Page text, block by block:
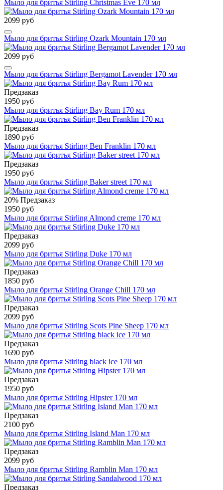
Мыло для бритья Stirling Christmas Eve 170 мл
2099 руб
Мыло для бритья Stirling Ozark Mountain 170 мл
2099 руб
Мыло для бритья Stirling Bergamot Lavender 170 мл
Предзаказ
1950 руб
Мыло для бритья Stirling Bay Rum 170 мл
Предзаказ
1890 руб
Мыло для бритья Stirling Ben Franklin 170 мл
Предзаказ
1950 руб
Мыло для бритья Stirling Baker street 170 мл
20% Предзаказ
1950 руб
Мыло для бритья Stirling Almond creme 170 мл
Предзаказ
2099 руб
Мыло для бритья Stirling Duke 170 мл
Предзаказ
1850 руб
Мыло для бритья Stirling Orange Chill 170 мл
Предзаказ
2099 руб
Мыло для бритья Stirling Scots Pine Sheep 170 мл
Предзаказ
1690 руб
Мыло для бритья Stirling black ice 170 мл
Предзаказ
1950 руб
Мыло для бритья Stirling Hipster 170 мл
Предзаказ
2100 руб
Мыло для бритья Stirling Island Man 170 мл
Предзаказ
2099 руб
Мыло для бритья Stirling Ramblin Man 170 мл
Предзаказ